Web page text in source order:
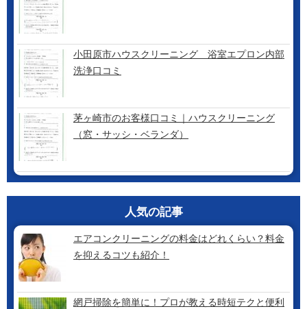
小田原市ハウスクリーニング 浴室エプロン内部
洗浄口コミ
茅ヶ崎市のお客様口コミ｜ハウスクリーニング
（窓・サッシ・ベランダ）
人気の記事
エアコンクリーニングの料金はどれくらい？料金
を抑えるコツも紹介！
網戸掃除を簡単に！プロが教える時短テクと便利